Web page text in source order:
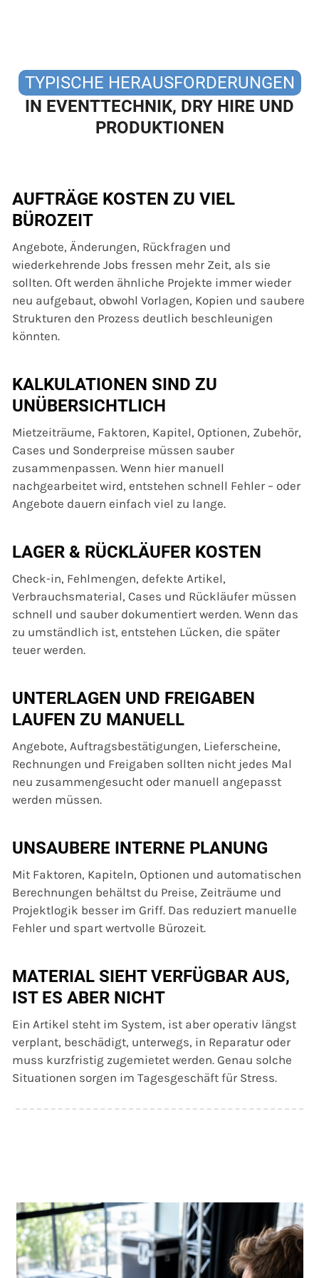
TYPISCHE HERAUSFORDERUNGEN
IN EVENTTECHNIK, DRY HIRE UND
PRODUKTIONEN
AUFTRÄGE KOSTEN ZU VIEL
BÜROZEIT
Angebote, Änderungen, Rückfragen und
wiederkehrende Jobs fressen mehr Zeit, als sie
sollten. Oft werden ähnliche Projekte immer wieder
neu aufgebaut, obwohl Vorlagen, Kopien und saubere
Strukturen den Prozess deutlich beschleunigen
könnten.
KALKULATIONEN SIND ZU
UNÜBERSICHTLICH
Mietzeiträume, Faktoren, Kapitel, Optionen, Zubehör,
Cases und Sonderpreise müssen sauber
zusammenpassen. Wenn hier manuell
nachgearbeitet wird, entstehen schnell Fehler – oder
Angebote dauern einfach viel zu lange.
LAGER & RÜCKLÄUFER KOSTEN
Check-in, Fehlmengen, defekte Artikel,
Verbrauchsmaterial, Cases und Rückläufer müssen
schnell und sauber dokumentiert werden. Wenn das
zu umständlich ist, entstehen Lücken, die später
teuer werden.
UNTERLAGEN UND FREIGABEN
LAUFEN ZU MANUELL
Angebote, Auftragsbestätigungen, Lieferscheine,
Rechnungen und Freigaben sollten nicht jedes Mal
neu zusammengesucht oder manuell angepasst
werden müssen.
UNSAUBERE INTERNE PLANUNG
Mit Faktoren, Kapiteln, Optionen und automatischen
Berechnungen behältst du Preise, Zeiträume und
Projektlogik besser im Griff. Das reduziert manuelle
Fehler und spart wertvolle Bürozeit.
MATERIAL SIEHT VERFÜGBAR AUS,
IST ES ABER NICHT
Ein Artikel steht im System, ist aber operativ längst
verplant, beschädigt, unterwegs, in Reparatur oder
muss kurzfristig zugemietet werden. Genau solche
Situationen sorgen im Tagesgeschäft für Stress.
Use
the
left
and